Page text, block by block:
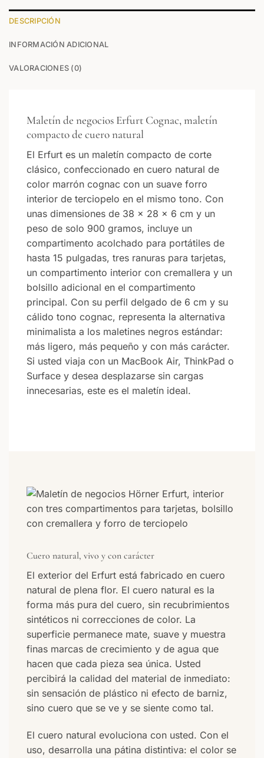
DESCRIPCIÓN
INFORMACIÓN ADICIONAL
VALORACIONES (0)
Maletín de negocios Erfurt Cognac, maletín
compacto de cuero natural
El Erfurt es un maletín compacto de corte
clásico, confeccionado en cuero natural de
color marrón cognac con un suave forro
interior de terciopelo en el mismo tono. Con
unas dimensiones de 38 × 28 × 6 cm y un
peso de solo 900 gramos, incluye un
compartimento acolchado para portátiles de
hasta 15 pulgadas, tres ranuras para tarjetas,
un compartimento interior con cremallera y un
bolsillo adicional en el compartimento
principal. Con su perfil delgado de 6 cm y su
cálido tono cognac, representa la alternativa
minimalista a los maletines negros estándar:
más ligero, más pequeño y con más carácter.
Si usted viaja con un MacBook Air, ThinkPad o
Surface y desea desplazarse sin cargas
innecesarias, este es el maletín ideal.
Cuero natural, vivo y con carácter
El exterior del Erfurt está fabricado en cuero
natural de plena flor. El cuero natural es la
forma más pura del cuero, sin recubrimientos
sintéticos ni correcciones de color. La
superficie permanece mate, suave y muestra
finas marcas de crecimiento y de agua que
hacen que cada pieza sea única. Usted
percibirá la calidad del material de inmediato:
sin sensación de plástico ni efecto de barniz,
sino cuero que se ve y se siente como tal.
El cuero natural evoluciona con usted. Con el
uso, desarrolla una pátina distintiva: el color se